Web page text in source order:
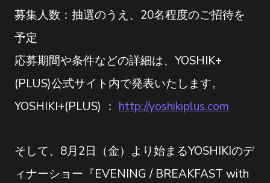
募集人数：抽選のうえ、20名程度のご招待を
予定
応募期間や条件などの詳細は、YOSHIK+
(PLUS)公式サイト内で発表いたします。
YOSHIKI+(PLUS) ： http://yoshikiplus.com
そして、8月2日（金）より始まるYOSHIKIのデ
ィナーショー『EVENING / BREAKFAST with